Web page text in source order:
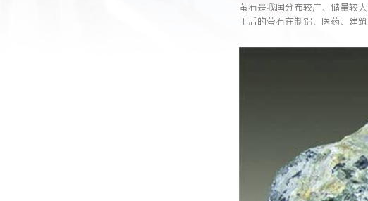
萤石是我国分布较广、储量较
工后的萤石在制铝、医药、建